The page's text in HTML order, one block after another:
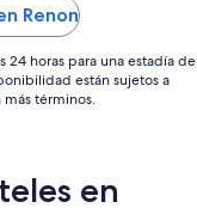
Renon
24 horas para una estadía de
están sujetos a
términos.
en